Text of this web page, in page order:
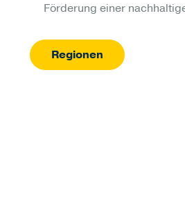
Förderung einer
Regionen